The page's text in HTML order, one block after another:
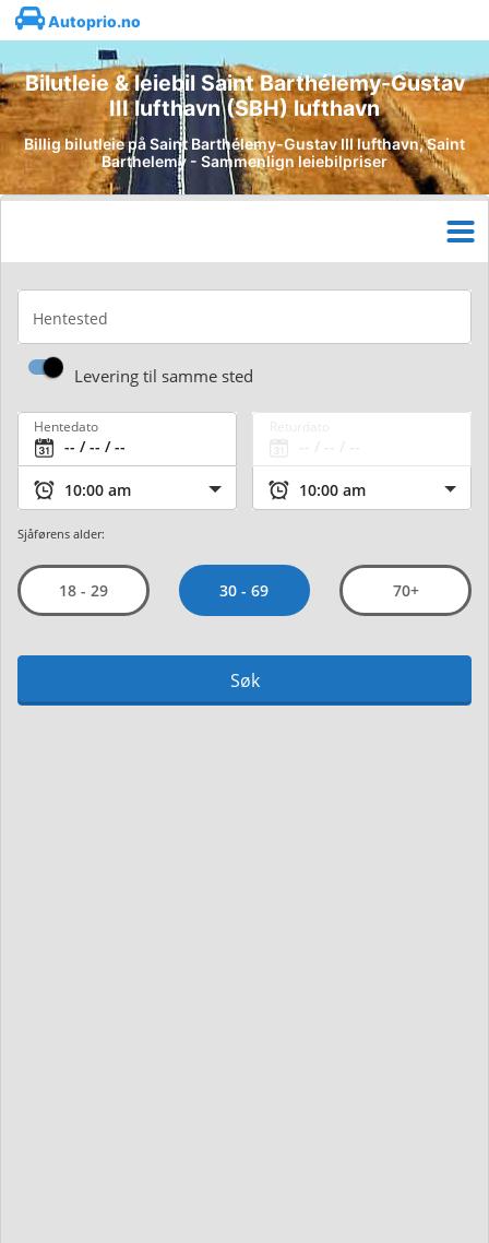
Autoprio.no
Bilutleie & leiebil Saint Barthélemy-Gustav
III lufthavn (SBH) lufthavn
Billig bilutleie på Saint Barthélemy-Gustav III lufthavn, Saint
Barthelemy - Sammenlign leiebilpriser
Hentested
Levering til samme sted
Hentedato
Sjåførens alder:
18 - 29 30 - 69 70+
Søk